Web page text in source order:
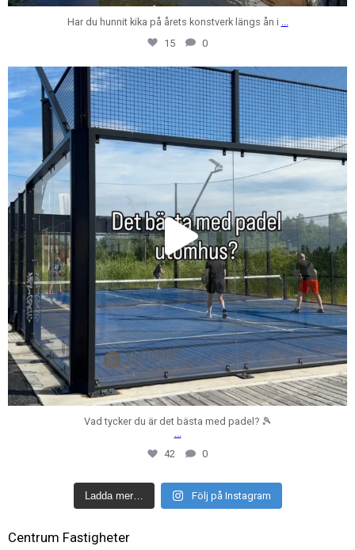
Har du hunnit kika på årets konstverk längs ån i ...
15
0
centrumfastigheter
Jul 24
Vad tycker du är det bästa med padel? 🎾
42
0
Ladda mer… Följ på Instagram
Centrum Fastigheter